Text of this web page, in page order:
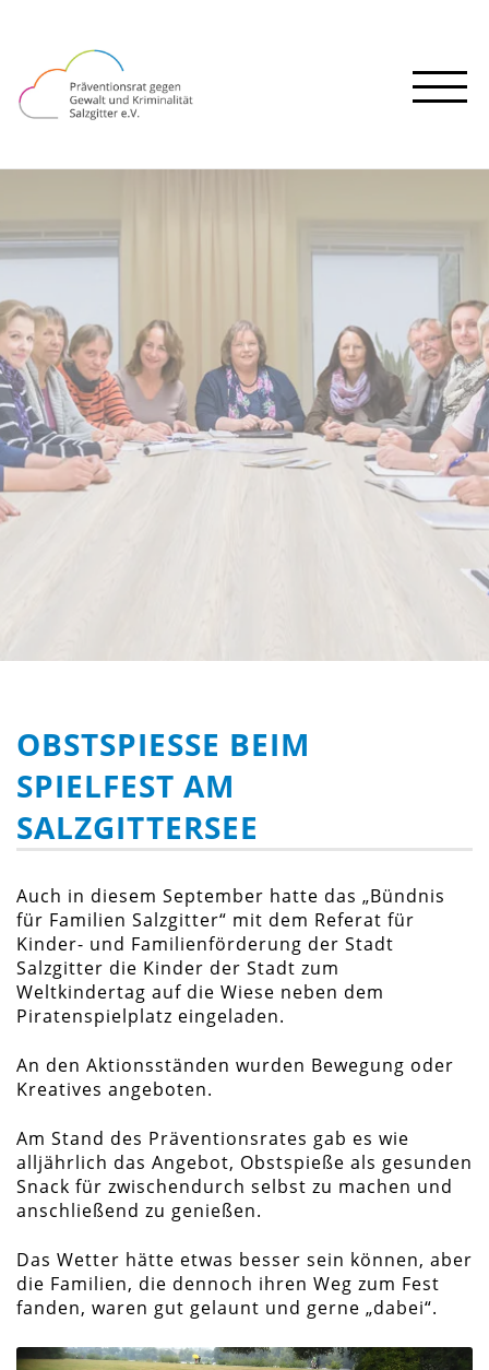
OBSTSPIESSE BEIM S
PIELFEST AM S
ALZGITTERSEE
Auch in diesem September hatte das „Bündnis
für Familien Salzgitter“ mit dem Referat für
Kinder- und Familienförderung der Stadt
Salzgitter die Kinder der Stadt zum
Weltkindertag auf die Wiese neben dem
Piratenspielplatz eingeladen.
An den Aktionsständen wurden Bewegung oder
Kreatives angeboten.
Am Stand des Präventionsrates gab es wie
alljährlich das Angebot, Obstspieße als gesunden
Snack für zwischendurch selbst zu machen und
anschließend zu genießen.
Das Wetter hätte etwas besser sein können, aber
die Familien, die dennoch ihren Weg zum Fest
fanden, waren gut gelaunt und gerne „dabei“.